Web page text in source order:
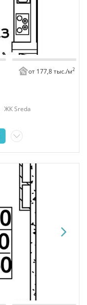
от 177,8 тыс./м2
ЖК Sreda